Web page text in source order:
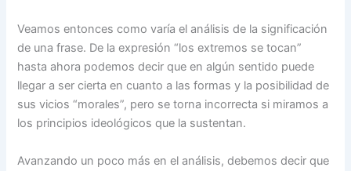
Veamos entonces como varía el análisis de la significación
de una frase. De la expresión “los extremos se tocan”
hasta ahora podemos decir que en algún sentido puede
llegar a ser cierta en cuanto a las formas y la posibilidad de
sus vicios “morales”, pero se torna incorrecta si miramos a
los principios ideológicos que la sustentan.
Avanzando un poco más en el análisis, debemos decir que